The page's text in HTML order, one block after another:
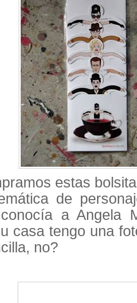
estas
de
a Angela
casa tengo una
no?